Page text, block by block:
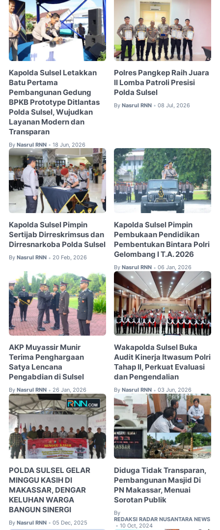
Kapolda Sulsel Letakkan
Batu Pertama
Pembangunan Gedung
BPKB Prototype Ditlantas
Polda Sulsel, Wujudkan
Layanan Modern dan
Transparan
By Nasrul RNN • 18 Jun, 2026
Polres Pangkep Raih Juara
II Lomba Patroli Presisi
Polda Sulsel
By Nasrul RNN • 08 Jul, 2026
Kapolda Sulsel Pimpin
Sertijab Dirreskrimsus dan
Dirresnarkoba Polda Sulsel
By Nasrul RNN • 20 Feb, 2026
Kapolda Sulsel Pimpin
Pembukaan Pendidikan
Pembentukan Bintara Polri
Gelombang I T.A. 2026
By Nasrul RNN • 06 Jan, 2026
AKP Muyassir Munir
Terima Penghargaan
Satya Lencana
Pengabdian di Sulsel
By Nasrul RNN • 26 Jan, 2026
Wakapolda Sulsel Buka
Audit Kinerja Itwasum Polri
Tahap II, Perkuat Evaluasi
dan Pengendalian
By Nasrul RNN • 03 Jun, 2026
POLDA SULSEL GELAR
MINGGU KASIH DI
MAKASSAR, DENGAR
KELUHAN WARGA
BANGUN SINERGI
By Nasrul RNN • 05 Dec, 2025
Diduga Tidak Transparan,
Pembangunan Masjid Di
PN Makassar, Menuai
Sorotan Publik
By
REDAKSI RADAR NUSANTARA NEWS
• 10 Oct, 2024